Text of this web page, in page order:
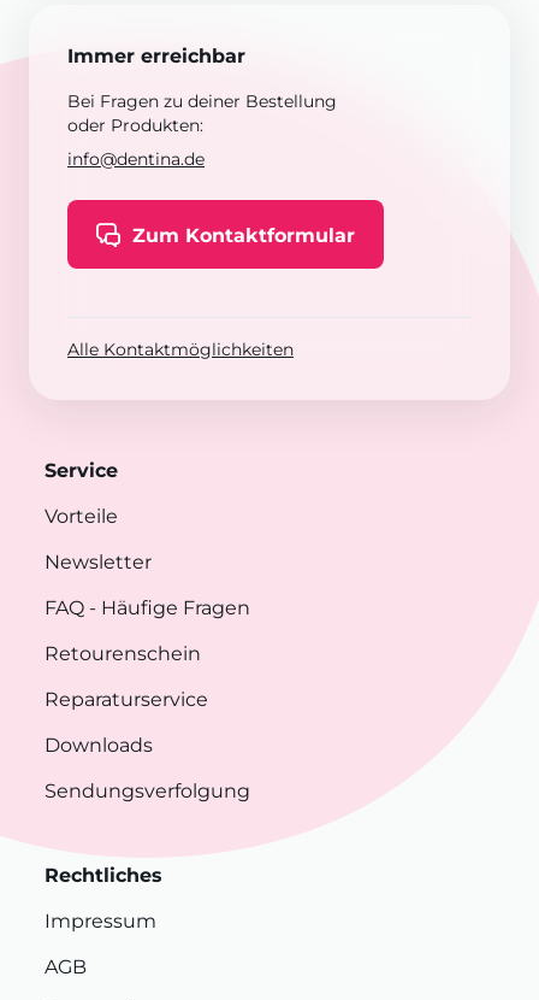
Immer erreichbar
Bei Fragen zu deiner Bestellung
oder Produkten:
info@dentina.de
Zum Kontaktformular
Alle Kontaktmöglichkeiten
Service
Vorteile
Newsletter
FAQ - Häufige Fragen
Retourenschein
Reparaturservice
Downloads
Sendungsverfolgung
Rechtliches
Impressum
AGB